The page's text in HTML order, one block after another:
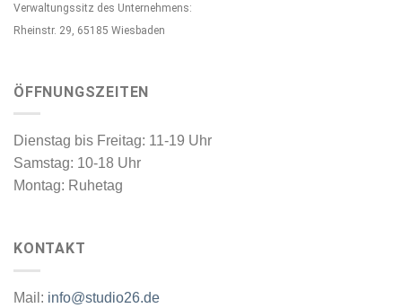
Verwaltungssitz des Unternehmens:
Rheinstr. 29, 65185 Wiesbaden
ÖFFNUNGSZEITEN
Dienstag bis Freitag: 11-19 Uhr
Samstag: 10-18 Uhr
Montag: Ruhetag
KONTAKT
Mail: info@studio26.de